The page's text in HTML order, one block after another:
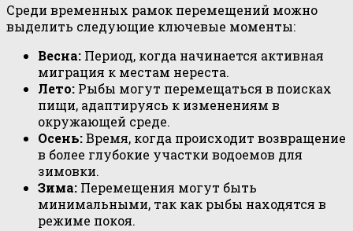
Среди временных рамок перемещений можно
выделить следующие ключевые моменты:
Весна: Период, когда начинается активная
миграция к местам нереста.
Лето: Рыбы могут перемещаться в поисках
пищи, адаптируясь к изменениям в
окружающей среде.
Осень:Время, когда происходит возвращение
в более глубокие участки водоемов для
зимовки.
Зима: Перемещения могут быть
минимальными, так как рыбы находятся в
режиме покоя.